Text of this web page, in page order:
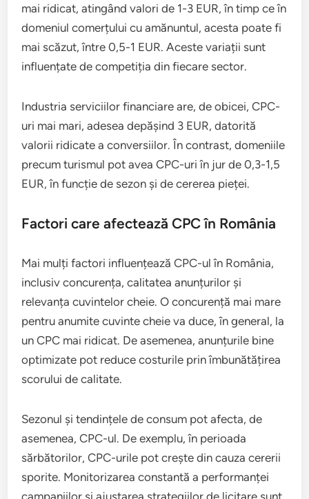
mai ridicat, atingând valori de 1-3 EUR, în timp ce în
domeniul comerțului cu amănuntul, acesta poate fi
mai scăzut, între 0,5-1 EUR. Aceste variații sunt
influențate de competiția din fiecare sector.
Industria serviciilor financiare are, de obicei, CPC-
uri mai mari, adesea depășind 3 EUR, datorită
valorii ridicate a conversiilor. În contrast, domeniile
precum turismul pot avea CPC-uri în jur de 0,3-1,5
EUR, în funcție de sezon și de cererea pieței.
Factori care afectează CPC în România
Mai mulți factori influențează CPC-ul în România,
inclusiv concurența, calitatea anunțurilor și
relevanța cuvintelor cheie. O concurență mai mare
pentru anumite cuvinte cheie va duce, în general, la
un CPC mai ridicat. De asemenea, anunțurile bine
optimizate pot reduce costurile prin îmbunătățirea
scorului de calitate.
Sezonul și tendințele de consum pot afecta, de
asemenea, CPC-ul. De exemplu, în perioada
sărbătorilor, CPC-urile pot crește din cauza cererii
sporite. Monitorizarea constantă a performanței
campaniilor și ajustarea strategiilor de licitare sunt